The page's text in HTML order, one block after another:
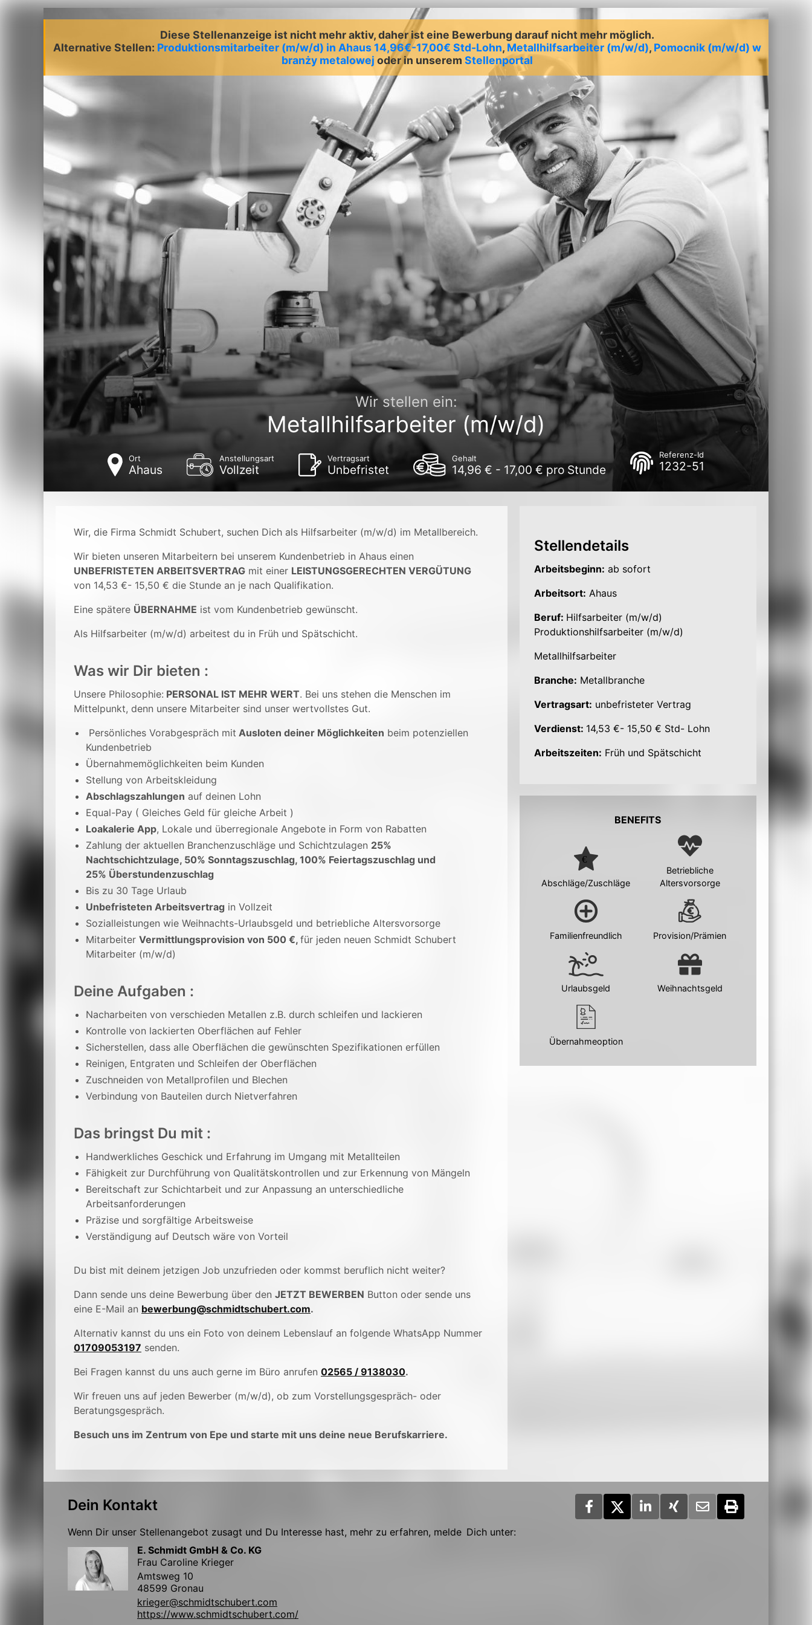
Diese Stellenanzeige ist nicht mehr aktiv, daher ist eine Bewerbung darauf nicht mehr möglich.
Alternative Stellen: Produktionsmitarbeiter (m/w/d) in Ahaus 14,96€-17,00€ Std-Lohn, Metallhilfsarbeiter (m/w/d), Pomocnik (m/w/d) w
branży metalowej oder in unserem Stellenportal
Wir stellen ein:
Metallhilfsarbeiter (m/w/d)
Ort
Ahaus
Anstellungsart
Vollzeit
Vertragsart
Unbefristet
Gehalt
14,96 € - 17,00 € pro Stunde
Referenz-Id
1232-51
Wir, die Firma Schmidt Schubert, suchen Dich als Hilfsarbeiter (m/w/d) im Metallbereich.
Wir bieten unseren Mitarbeitern bei unserem Kundenbetrieb in Ahaus einen
UNBEFRISTETEN ARBEITSVERTRAG mit einer LEISTUNGSGERECHTEN VERGÜTUNG
von 14,53 €- 15,50 € die Stunde an je nach Qualifikation.
Eine spätere ÜBERNAHME ist vom Kundenbetrieb gewünscht.
Als Hilfsarbeiter (m/w/d) arbeitest du in Früh und Spätschicht.
Was wir Dir bieten :
Unsere Philosophie: PERSONAL IST MEHR WERT. Bei uns stehen die Menschen im
Mittelpunkt, denn unsere Mitarbeiter sind unser wertvollstes Gut.
Persönliches Vorabgespräch mit Ausloten deiner Möglichkeiten beim potenziellen
Kundenbetrieb
Übernahmemöglichkeiten beim Kunden
Stellung von Arbeitskleidung
Abschlagszahlungen auf deinen Lohn
Equal-Pay ( Gleiches Geld für gleiche Arbeit )
Loakalerie App, Lokale und überregionale Angebote in Form von Rabatten
Zahlung der aktuellen Branchenzuschläge und Schichtzulagen 25%
Nachtschichtzulage, 50% Sonntagszuschlag, 100% Feiertagszuschlag und
25% Überstundenzuschlag
Bis zu 30 Tage Urlaub
Unbefristeten Arbeitsvertrag in Vollzeit
Sozialleistungen wie Weihnachts-Urlaubsgeld und betriebliche Altersvorsorge
Mitarbeiter Vermittlungsprovision von 500 €, für jeden neuen Schmidt Schubert
Mitarbeiter (m/w/d)
Deine Aufgaben :
Nacharbeiten von verschieden Metallen z.B. durch schleifen und lackieren
Kontrolle von lackierten Oberflächen auf Fehler
Sicherstellen, dass alle Oberflächen die gewünschten Spezifikationen erfüllen
Reinigen, Entgraten und Schleifen der Oberflächen
Zuschneiden von Metallprofilen und Blechen
Verbindung von Bauteilen durch Nietverfahren
Das bringst Du mit :
Handwerkliches Geschick und Erfahrung im Umgang mit Metallteilen
Fähigkeit zur Durchführung von Qualitätskontrollen und zur Erkennung von Mängeln
Bereitschaft zur Schichtarbeit und zur Anpassung an unterschiedliche
Arbeitsanforderungen
Präzise und sorgfältige Arbeitsweise
Verständigung auf Deutsch wäre von Vorteil
Du bist mit deinem jetzigen Job unzufrieden oder kommst beruflich nicht weiter?
Dann sende uns deine Bewerbung über den JETZT BEWERBEN Button oder sende uns
eine E-Mail an bewerbung@schmidtschubert.com.
Alternativ kannst du uns ein Foto von deinem Lebenslauf an folgende WhatsApp Nummer
01709053197 senden.
Bei Fragen kannst du uns auch gerne im Büro anrufen 02565 / 9138030.
Wir freuen uns auf jeden Bewerber (m/w/d), ob zum Vorstellungsgespräch- oder
Beratungsgespräch.
Besuch uns im Zentrum von Epe und starte mit uns deine neue Berufskarriere.
Stellendetails
Arbeitsbeginn: ab sofort
Arbeitsort: Ahaus
Beruf: Hilfsarbeiter (m/w/d)
Produktionshilfsarbeiter (m/w/d)
Metallhilfsarbeiter
Branche: Metallbranche
Vertragsart: unbefristeter Vertrag
Verdienst: 14,53 €- 15,50 € Std- Lohn
Arbeitszeiten: Früh und Spätschicht
BENEFITS
Abschläge/Zuschläge
Betriebliche
Altersvorsorge
Familienfreundlich Provision/Prämien
Urlaubsgeld Weihnachtsgeld
Übernahmeoption
Dein Kontakt
Wenn Dir unser Stellenangebot zusagt und Du Interesse hast, mehr zu erfahren, melde Dich unter:
E. Schmidt GmbH & Co. KG
Frau Caroline Krieger
Amtsweg 10
48599 Gronau
krieger@schmidtschubert.com
https://www.schmidtschubert.com/